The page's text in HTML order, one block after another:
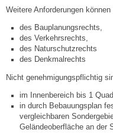
Ortsplan
Bildergalerie
Rund um den Wein
Schlepper / Traktor
Weitere Anforderungen
des Bauplanungsrechts,
des Verkehrsrechts,
des Naturschutzrechts
des Denkmalrechts
Nicht genehmigungspflichtig
im Innenbereich bis 1
in durch Bebauungsplan
vergleichbaren
Geländeoberfläche an der